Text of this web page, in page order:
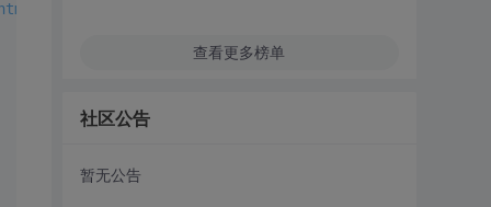
transitional.dtd">
查看更多榜单
社区公告
暂无公告